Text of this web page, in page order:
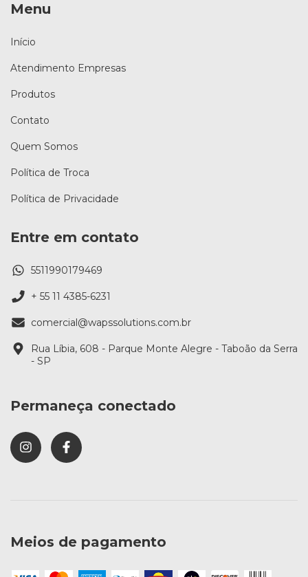
Menu
Início
Atendimento Empresas
Produtos
Contato
Quem Somos
Política de Troca
Política de Privacidade
Entre em contato
5511990179469
+ 55 11 4385-6231
comercial@wapssolutions.com.br
Rua Líbia, 608 - Parque Monte Alegre - Taboão da Serra
- SP
Permaneça conectado
Meios de pagamento